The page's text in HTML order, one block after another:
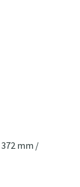
372 mm /